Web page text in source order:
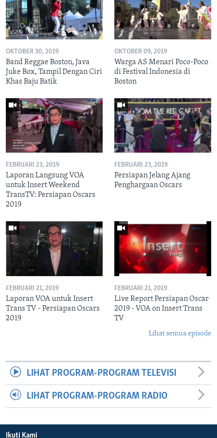
OKTOBER 30, 2019
Band Reggae Boston, Java
Juke Box, Tampil Dengan Ciri
Khas Baju Batik
OKTOBER 09, 2019
Warga AS Menari Poco-Poco
di Festival Indonesia di
Boston
FEBRUARI 23, 2019
Laporan Langsung VOA
untuk Insert Weekend
TransTV: Persiapan Oscars
2019
FEBRUARI 23, 2019
Persiapan Jelang Ajang
Penghargaan Oscars
FEBRUARI 21, 2019
Laporan VOA untuk Insert
Trans TV - Persiapan Oscars
2019
FEBRUARI 21, 2019
Live Report Persiapan Oscar
2019 - VOA on Insert Trans
TV
Lihat semua episode
LIHAT PROGRAM-PROGRAM TELEVISI
LIHAT PROGRAM-PROGRAM RADIO
Ikuti Kami